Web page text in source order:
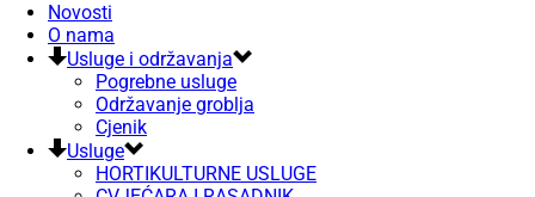
Novosti
O nama
Usluge i održavanja
Pogrebne usluge
Održavanje groblja
Cjenik
Usluge
HORTIKULTURNE USLUGE